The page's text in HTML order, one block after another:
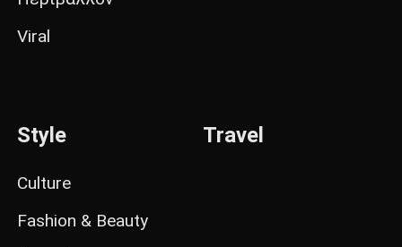
Viral
Style
Culture
Fashion & Beauty
Travel